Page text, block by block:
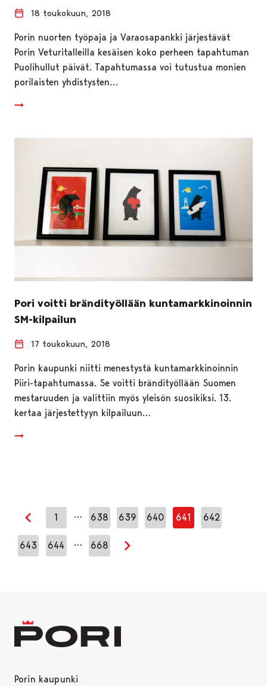
18 toukokuun, 2018
Porin nuorten työpaja ja Varaosapankki järjestävät
Porin Veturitalleilla kesäisen koko perheen tapahtuman
Puolihullut päivät. Tapahtumassa voi tutustua monien
porilaisten yhdistysten…
Pori voitti brändityöllään kuntamarkkinoinnin
SM-kilpailun
17 toukokuun, 2018
Porin kaupunki niitti menestystä kuntamarkkinoinnin
Piiri-tapahtumassa. Se voitti brändityöllään Suomen
mestaruuden ja valittiin myös yleisön suosikiksi. 13.
kertaa järjestettyyn kilpailuun…
Edellinen sivu
1 … 638 639 640 641 642
643 644 … 668
Seuraava sivu
Porin kaupunki